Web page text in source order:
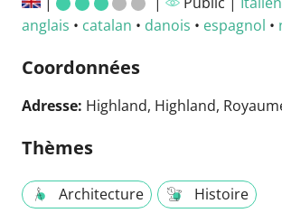
anglais • catalan • danois • espagnol •
Coordonnées
Adresse: Highland, Highland,
Thèmes
Architecture
Histoire